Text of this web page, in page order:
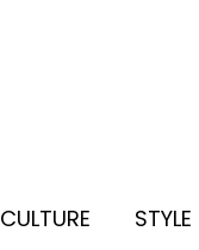
CULTURE STYLE